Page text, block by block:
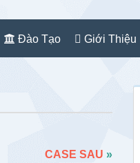
Đào Tạo Giới Thiệu
CASE SAU »